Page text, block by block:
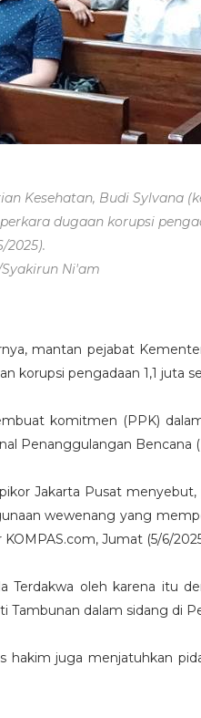
Kesehatan, Budi Sylvana
dugaan korupsi
2025).
Ni'am
mantan pejabat
korupsi pengadaan 1,1 juta
komitmen (PPK)
Penanggulangan Bencana
Jakarta Pusat
wewenang yang
KOMPAS.com, Jumat (5/6/
Terdakwa oleh karena itu
Tambunan dalam sidang di
hakim juga menjatuhkan